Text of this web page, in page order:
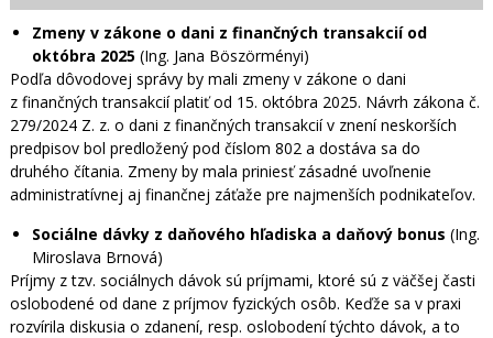
Zmeny v zákone o dani z finančných transakcií od
októbra 2025 (Ing. Jana Böszörményi)
Podľa dôvodovej správy by mali zmeny v zákone o dani
z finančných transakcií platiť od 15. októbra 2025. Návrh zákona č.
279/2024 Z. z. o dani z finančných transakcií v znení neskorších
predpisov bol predložený pod číslom 802 a dostáva sa do
druhého čítania. Zmeny by mala priniesť zásadné uvoľnenie
administratívnej aj finančnej záťaže pre najmenších podnikateľov.
Sociálne dávky z daňového hľadiska a daňový bonus (Ing.
Miroslava Brnová)
Príjmy z tzv. sociálnych dávok sú príjmami, ktoré sú z väčšej časti
oslobodené od dane z príjmov fyzických osôb. Keďže sa v praxi
rozvírila diskusia o zdanení, resp. oslobodení týchto dávok, a to